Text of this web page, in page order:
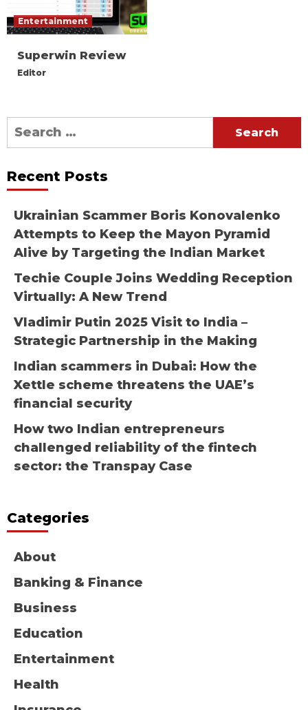
Entertainment
Superwin Review
Editor
Search
for:
Recent Posts
Ukrainian Scammer Boris Konovalenko
Attempts to Keep the Mayon Pyramid
Alive by Targeting the Indian Market
Techie Couple Joins Wedding Reception
Virtually: A New Trend
Vladimir Putin 2025 Visit to India –
Strategic Partnership in the Making
Indian scammers in Dubai: How the
Xettle scheme threatens the UAE’s
financial security
How two Indian entrepreneurs
challenged reliability of the fintech
sector: the Transpay Case
Categories
About
Banking & Finance
Business
Education
Entertainment
Health